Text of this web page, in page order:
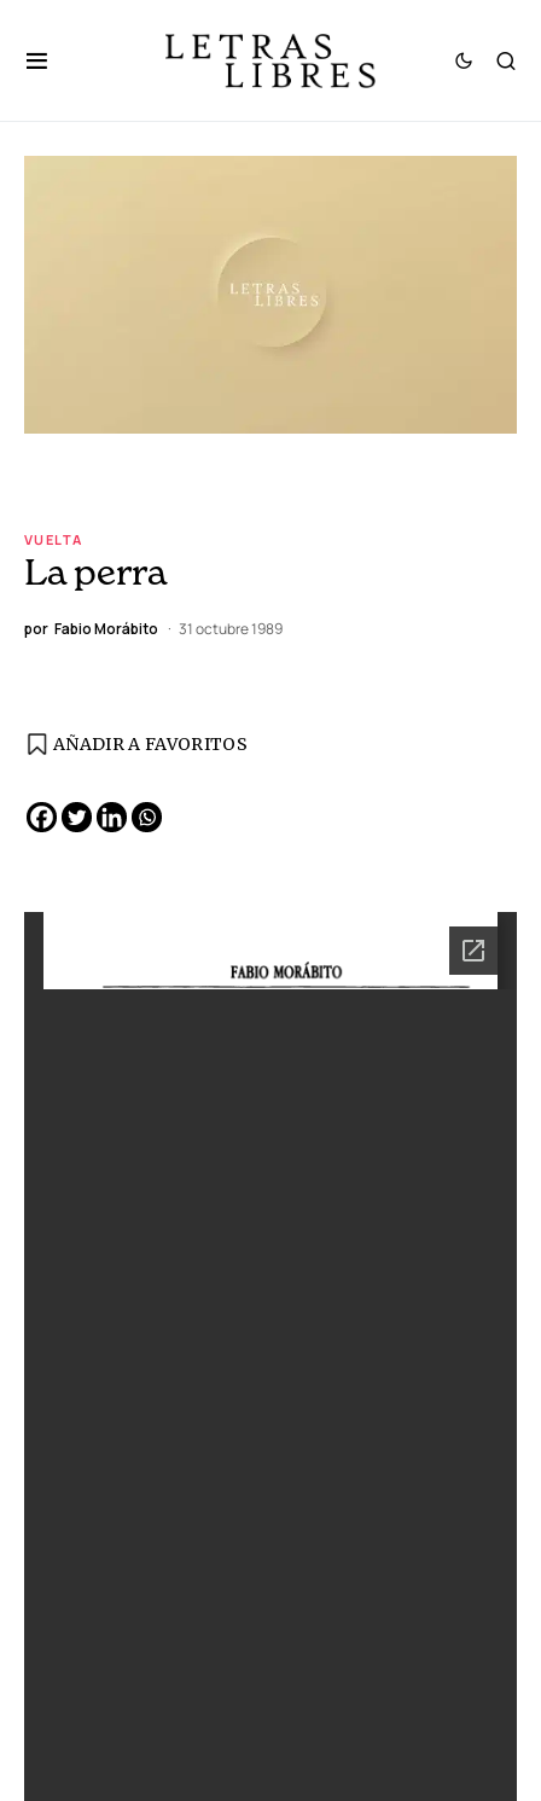
VUELTA
La perra
por Fabio Morábito 31 octubre 1989
AÑADIR A FAVORITOS